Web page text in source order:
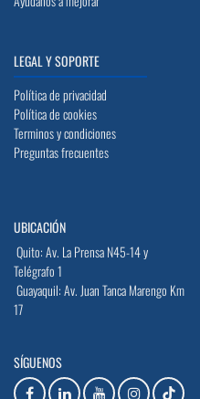
LEGAL Y SOPORTE
Política de privacidad
Política de cookies
Terminos y condiciones
Preguntas frecuentes
UBICACIÓN
Quito: Av. La Prensa N45-14 y
Telégrafo 1
Guayaquil: Av. Juan Tanca Marengo Km
17
SÍGUENOS